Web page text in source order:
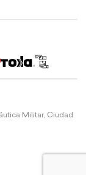
Militar, Ciudad